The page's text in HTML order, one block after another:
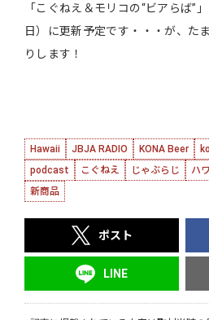
「こぐねえ＆モリコの“ビアらば”
日）に更新予定です・・・が、た
りします！
Hawaii JBJA RADIO KONA Beer
podcast
こぐねえ じゃぶらじ ハ
新商品
ポスト
LINE